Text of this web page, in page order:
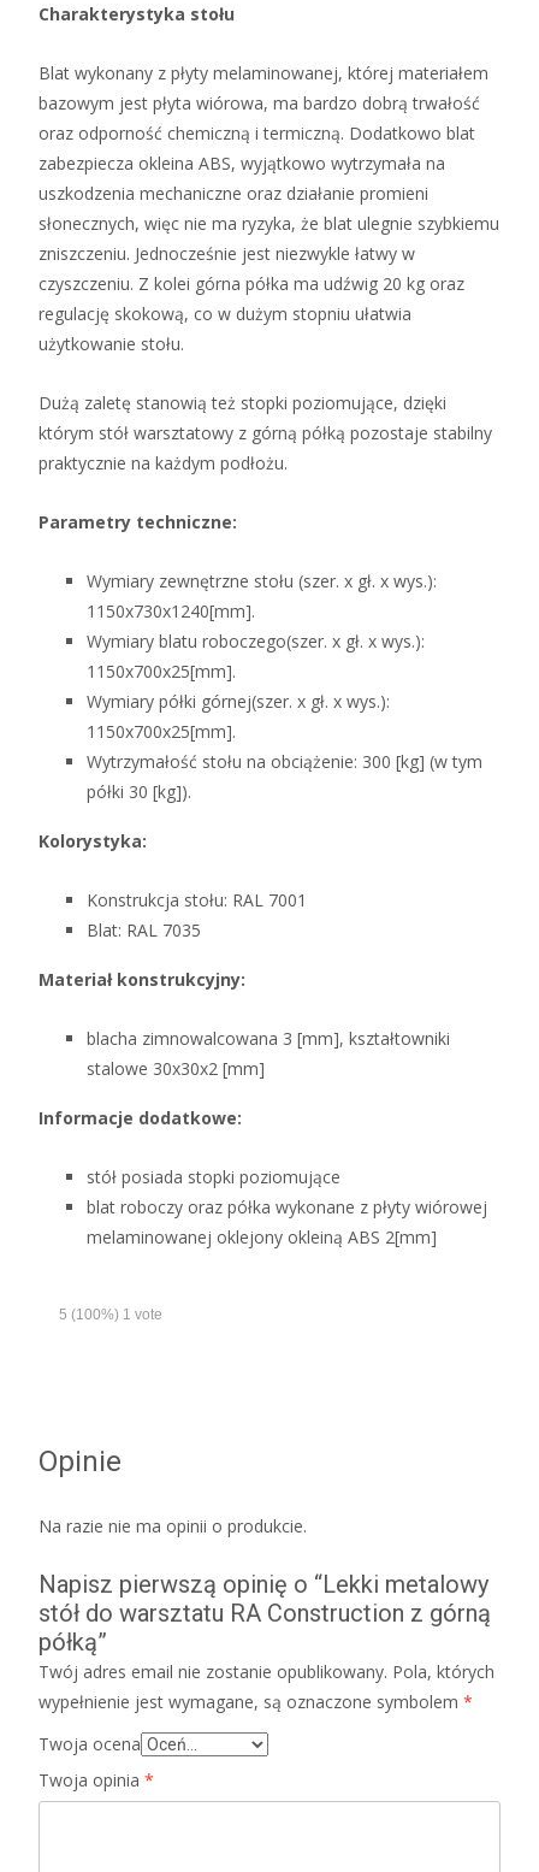
Charakterystyka stołu
Blat wykonany z płyty melaminowanej, której materiałem
bazowym jest płyta wiórowa, ma bardzo dobrą trwałość
oraz odporność chemiczną i termiczną. Dodatkowo blat
zabezpiecza okleina ABS, wyjątkowo wytrzymała na
uszkodzenia mechaniczne oraz działanie promieni
słonecznych, więc nie ma ryzyka, że blat ulegnie szybkiemu
zniszczeniu. Jednocześnie jest niezwykle łatwy w
czyszczeniu. Z kolei górna półka ma udźwig 20 kg oraz
regulację skokową, co w dużym stopniu ułatwia
użytkowanie stołu.
Dużą zaletę stanowią też stopki poziomujące, dzięki
którym stół warsztatowy z górną półką pozostaje stabilny
praktycznie na każdym podłożu.
Parametry techniczne:
Wymiary zewnętrzne stołu (szer. x gł. x wys.):
1150x730x1240[mm].
Wymiary blatu roboczego(szer. x gł. x wys.):
1150x700x25[mm].
Wymiary półki górnej(szer. x gł. x wys.):
1150x700x25[mm].
Wytrzymałość stołu na obciążenie: 300 [kg] (w tym
półki 30 [kg]).
Kolorystyka:
Konstrukcja stołu: RAL 7001
Blat: RAL 7035
Materiał konstrukcyjny:
blacha zimnowalcowana 3 [mm], kształtowniki
stalowe 30x30x2 [mm]
Informacje dodatkowe:
stół posiada stopki poziomujące
blat roboczy oraz półka wykonane z płyty wiórowej
melaminowanej oklejony okleiną ABS 2[mm]
5 (100%) 1 vote
Opinie
Na razie nie ma opinii o produkcie.
Napisz pierwszą opinię o “Lekki metalowy
stół do warsztatu RA Construction z górną
półką”
Twój adres email nie zostanie opublikowany. Pola, których
wypełnienie jest wymagane, są oznaczone symbolem *
Twoja ocena
Twoja opinia *